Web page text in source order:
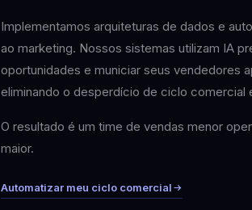
Implementamos arquiteturas de dados e
ao marketing. Nossos sistemas utilizam IA
oportunidades e municiar seus vendedores
eliminando o desperdício de ciclo comercial
O resultado é um time de vendas menor
maior.
Automatizar meu ciclo comercial